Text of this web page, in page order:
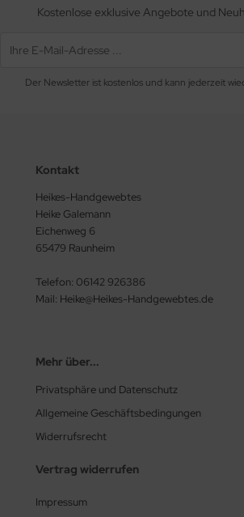
Kostenlose exklusive Angebote und
Der Newsletter ist kostenlos und kann jederzeit
Kontakt
Heikes-Handgewebtes
Heike Galemann
Eichenweg 6
65479 Raunheim
Telefon: 06142 926386
Mail: Heike@Heikes-Handgewebtes.de
Mehr über...
Privatsphäre und Datenschutz
Allgemeine Geschäftsbedingungen
Widerrufsrecht
Vertrag widerrufen
Impressum